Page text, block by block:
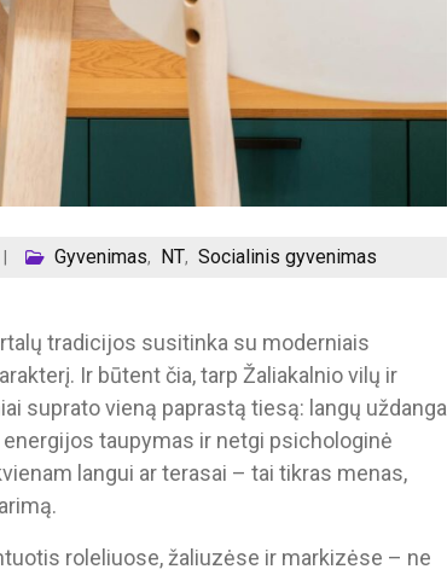
Gyvenimas, NT, Socialinis gyvenimas
tradicijos susitinka su moderniais
Ir būtent čia, tarp Žaliakalnio vilų ir
suprato vieną paprastą tiesą: langų uždanga
taupymas ir netgi psichologinė
langui ar terasai – tai tikras menas,
roleliuose, žaliuzėse ir markizėse – ne